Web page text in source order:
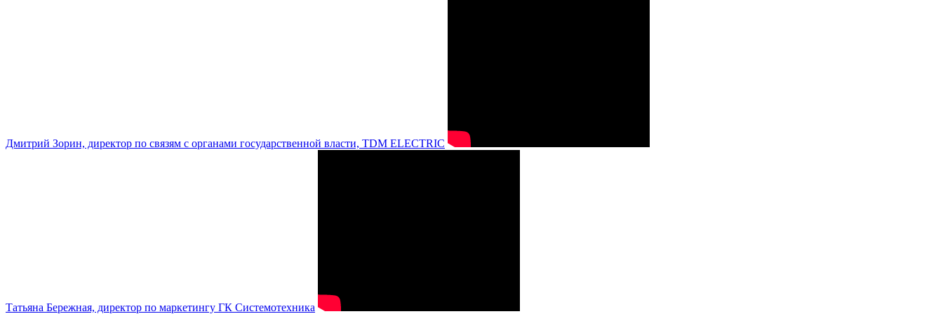
Дмитрий Зорин, директор по связям с органами государственной власти, TDM ELECTRIC
Татьяна Бережная, директор по маркетингу ГК Системотехника